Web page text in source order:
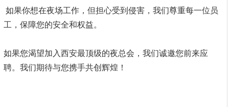
如果你想在夜场工作，但担心受到侵害，我们尊重每一位员
工，保障您的安全和权益。
如果您渴望加入西安最顶级的夜总会，我们诚邀您前来应
聘。我们期待与您携手共创辉煌！